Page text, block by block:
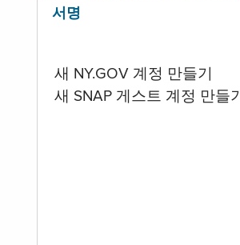
서명
새 NY.GOV 계정 만들기
새 SNAP 게스트 계정 만들기